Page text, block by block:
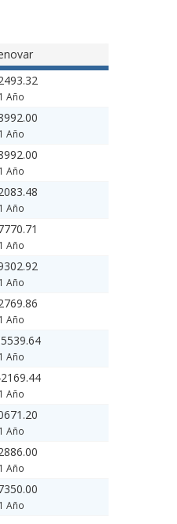
1 Año
1 Año
1 Año
1 Año
1 Año
1 Año
1 Año
1 Año
1 Año
1 Año
1 Año
1 Año